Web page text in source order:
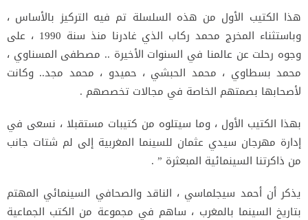
هذا الكتيب الأول من هذه السلسلة تم فيه التركيز بالأساس ،
وباستثناء المخرج محمد ركاب الذي غادرنا منذ سنة 1990 ، على
وجوه رحلت عن عالمنا في السنوات الأخيرة .. مصطفى المسناوي ،
محمد بسطاوي ، محمد الحبشي ، حميدو ، محمد مجد.. وكانت
لأصحابها بصمتهم الخاصة في مجالات تخصصهم .
بهذا الكتيب الأول ، وما سيتلوه من كتيبات مستقبلا ، نسعى في
إدارة مهرجان سيدي عثمان للسينما المغربية إلى لم شتات جانب
من ذاكرتنا السينمائية المبعثرة ” .
يذكر أن أحمد سيجلماسي ، الناقد والصحافي السينمائي المهتم
بتاريخ السينما بالمغرب ، ساهم في مجموعة من الكتب الجماعية